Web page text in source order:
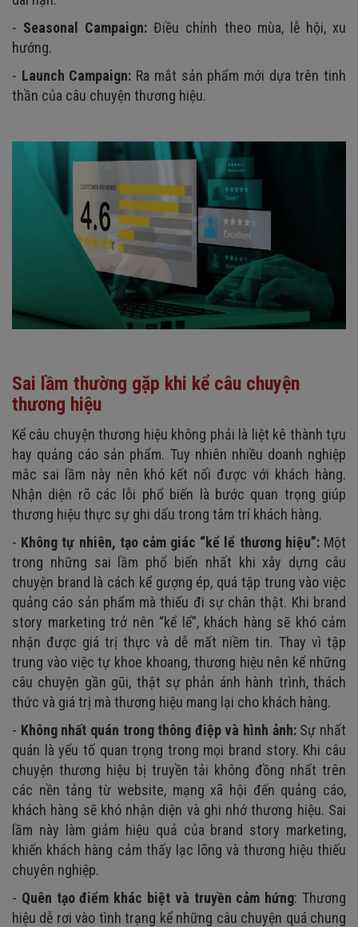
- Seasonal Campaign:Điều chỉnh theo mùa, lễ hội, xu
hướng.
- Launch Campaign: Ra mắt sản phẩm mới dựa trên tinh
thần của câu chuyện thương hiệu.
Sai lầm thường gặp khi kể câu chuyện
thương hiệu
Kể câu chuyện thương hiệu không phải là liệt kê thành tựu
hay quảng cáo sản phẩm. Tuy nhiên nhiều doanh nghiệp
mắc sai lầm này nên khó kết nối được với khách hàng.
Nhận diện rõ các lỗi phổ biến là bước quan trọng giúp
thương hiệu thực sự ghi dấu trong tâm trí khách hàng.
- Không tự nhiên, tạo cảm giác “kể lể thương hiệu”:Một
trong những sai lầm phổ biến nhất khi xây dựng câu
chuyện brand là cách kể gượng ép, quá tập trung vào việc
quảng cáo sản phẩm mà thiếu đi sự chân thật. Khi brand
story marketing trở nên “kể lể”, khách hàng sẽ khó cảm
nhận được giá trị thực và dễ mất niềm tin. Thay vì tập
trung vào việc tự khoe khoang, thương hiệu nên kể những
câu chuyện gần gũi, thật sự phản ánh hành trình, thách
thức và giá trị mà thương hiệu mang lại cho khách hàng.
- Không nhất quán trong thông điệp và hình ảnh: Sự nhất
quán là yếu tố quan trọng trong mọi brand story. Khi câu
chuyện thương hiệu bị truyền tải không đồng nhất trên
các nền tảng từ website, mạng xã hội đến quảng cáo,
khách hàng sẽ khó nhận diện và ghi nhớ thương hiệu. Sai
lầm này làm giảm hiệu quả của brand story marketing,
khiến khách hàng cảm thấy lạc lõng và thương hiệu thiếu
chuyên nghiệp.
- Quên tạo điểm khác biệt và truyền cảm hứng: Thương
hiệu dễ rơi vào tình trạng kể những câu chuyện quá chung